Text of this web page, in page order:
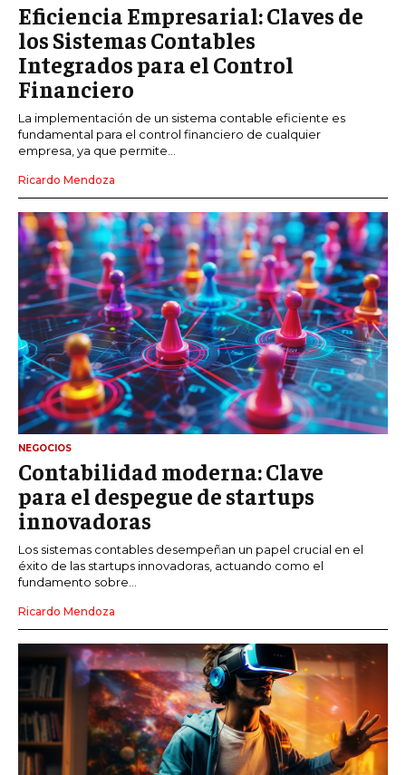
Eficiencia Empresarial: Claves de
los Sistemas Contables
Integrados para el Control
Financiero
La implementación de un sistema contable eficiente es
fundamental para el control financiero de cualquier
empresa, ya que permite...
Ricardo Mendoza
NEGOCIOS
Contabilidad moderna: Clave
para el despegue de startups
innovadoras
Los sistemas contables desempeñan un papel crucial en el
éxito de las startups innovadoras, actuando como el
fundamento sobre...
Ricardo Mendoza